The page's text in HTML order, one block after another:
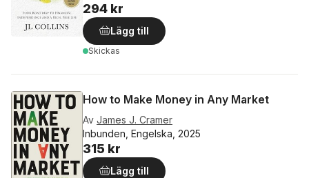
294 kr
Lägg till
Skickas
How to Make Money in Any Market
Av James J. Cramer
Inbunden, Engelska, 2025
315 kr
Lägg till